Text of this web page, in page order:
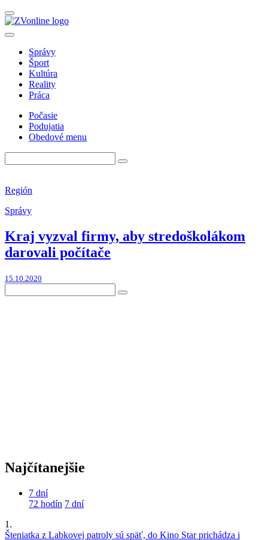
Správy
Šport
Kultúra
Reality
Práca
Počasie
Podujatia
Obedové menu
Región
Správy
Kraj vyzval firmy, aby stredoškolákom
darovali počítače
15.10.2020
Najčítanejšie
7 dní
72 hodín 7 dní
1.
Šteniatka z Labkovej patroly sú späť, do Kino Star prichádza i